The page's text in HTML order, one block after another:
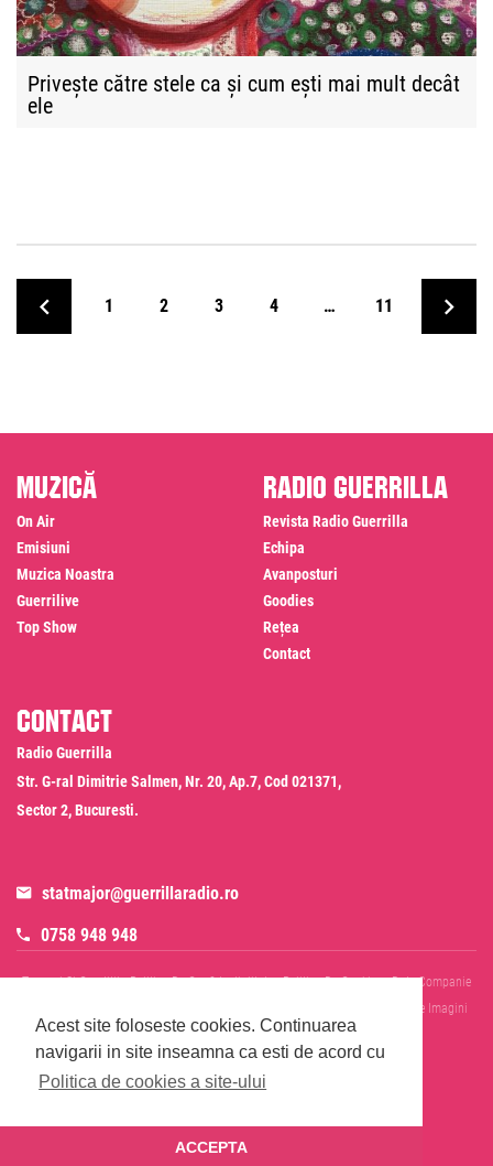
Acest site foloseste cookies. Continuarea
navigarii in site inseamna ca esti de acord cu
Politica de cookies a site-ului
ACCEPTA
Privește către stele ca și cum ești mai mult decât
ele
1 2 3 4 … 11
Muzică
On Air
Emisiuni
Muzica Noastra
Guerrilive
Top Show
Radio Guerrilla
Revista Radio Guerrilla
Echipa
Avanposturi
Goodies
Rețea
Contact
Contact
Radio Guerrilla
Str. G-ral Dimitrie Salmen, Nr. 20, Ap.7, Cod 021371,
Sector 2, Bucuresti.
statmajor@guerrillaradio.ro
0758 948 948
Termeni Si Conditii Politica De Confidentialitate Politica De Cookies
Date Companie
Informare Prelucrare Imagini
Evenimente
Cod Deontologic